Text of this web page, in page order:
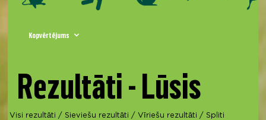
Kopvērtējums
Rezultāti - Lūsis
Visi rezultāti / Sieviešu rezultāti / Vīriešu rezultāti / Spliti